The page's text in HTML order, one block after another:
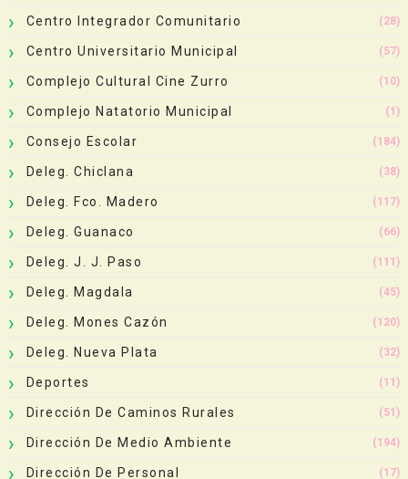
Centro Integrador Comunitario (28)
Centro Universitario Municipal (57)
Complejo Cultural Cine Zurro (10)
Complejo Natatorio Municipal (1)
Consejo Escolar (184)
Deleg. Chiclana (38)
Deleg. Fco. Madero (117)
Deleg. Guanaco (66)
Deleg. J. J. Paso (111)
Deleg. Magdala (45)
Deleg. Mones Cazón (120)
Deleg. Nueva Plata (32)
Deportes (11)
Dirección De Caminos Rurales (51)
Dirección De Medio Ambiente (194)
Dirección De Personal (17)